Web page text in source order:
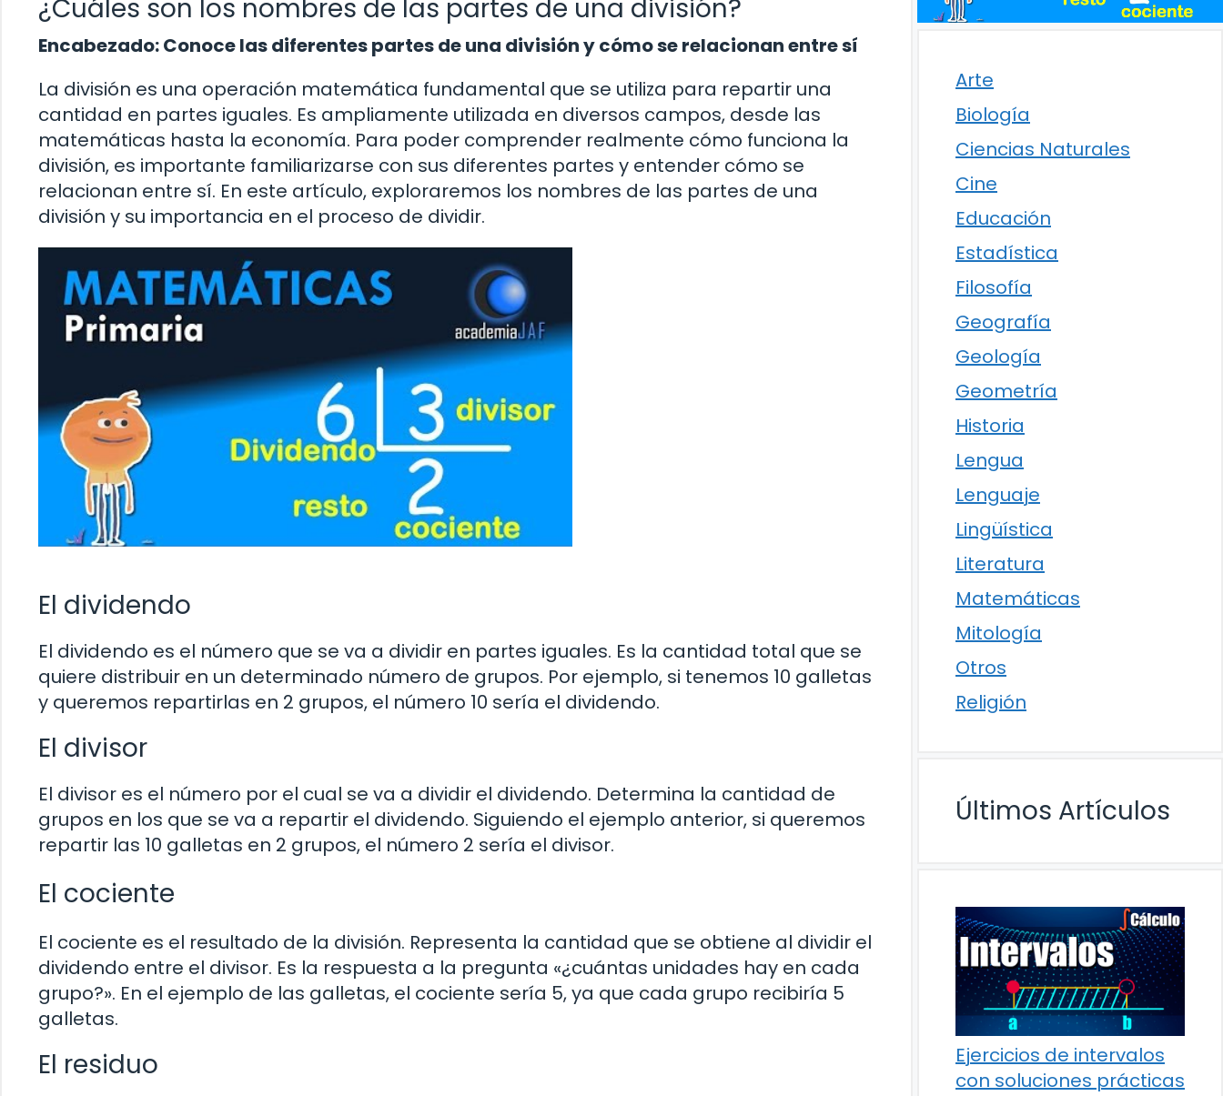
¿Cuáles son los nombres de las partes de una división?
Encabezado: Conoce las diferentes partes de una división y cómo se relacionan entre sí
La división es una operación matemática fundamental que se utiliza para repartir una
cantidad en partes iguales. Es ampliamente utilizada en diversos campos, desde las
matemáticas hasta la economía. Para poder comprender realmente cómo funciona la
división, es importante familiarizarse con sus diferentes partes y entender cómo se
relacionan entre sí. En este artículo, exploraremos los nombres de las partes de una
división y su importancia en el proceso de dividir.
El dividendo
El dividendo es el número que se va a dividir en partes iguales. Es la cantidad total que se
quiere distribuir en un determinado número de grupos. Por ejemplo, si tenemos 10 galletas
y queremos repartirlas en 2 grupos, el número 10 sería el dividendo.
El divisor
El divisor es el número por el cual se va a dividir el dividendo. Determina la cantidad de
grupos en los que se va a repartir el dividendo. Siguiendo el ejemplo anterior, si queremos
repartir las 10 galletas en 2 grupos, el número 2 sería el divisor.
El cociente
El cociente es el resultado de la división. Representa la cantidad que se obtiene al dividir el
dividendo entre el divisor. Es la respuesta a la pregunta «¿cuántas unidades hay en cada
grupo?». En el ejemplo de las galletas, el cociente sería 5, ya que cada grupo recibiría 5
galletas.
El residuo
Arte
Biología
Ciencias Naturales
Cine
Educación
Estadística
Filosofía
Geografía
Geología
Geometría
Historia
Lengua
Lenguaje
Lingüística
Literatura
Matemáticas
Mitología
Otros
Religión
Últimos Artículos
Ejercicios de intervalos
con soluciones prácticas